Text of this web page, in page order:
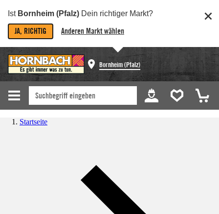
Ist Bornheim (Pfalz) Dein richtiger Markt?
JA, RICHTIG Anderen Markt wählen
Bornheim (Pfalz)
Startseite